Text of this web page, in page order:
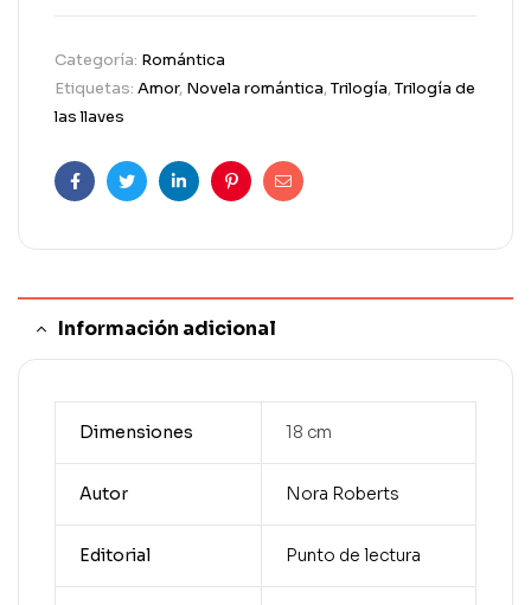
Categoría: Romántica
Etiquetas: Amor, Novela romántica,Trilogía,Trilogía de
las llaves
FacebookTwitterLinkedinPinterestCorreo
Información adicional
Dimensiones 18 cm
Autor Nora Roberts
Editorial Punto de lectura